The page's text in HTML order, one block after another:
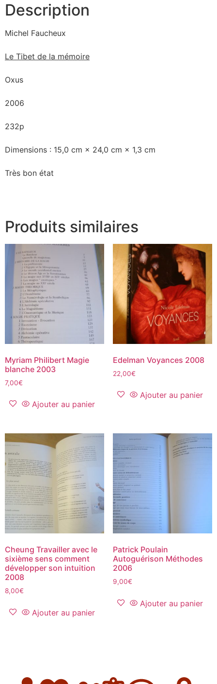
Description
Michel Faucheux
Le Tibet de la mémoire
Oxus
2006
232p
Dimensions : 15,0 cm × 24,0 cm × 1,3 cm
Très bon état
Produits similaires
Myriam Philibert Magie
blanche 2003
7,00€
Ajouter au panier
Edelman Voyances 2008
22,00€
Ajouter au panier
Cheung Travailler avec le
sixième sens comment
développer son intuition
2008
8,00€
Ajouter au panier
Patrick Poulain
Autoguérison Méthodes
2006
9,00€
Ajouter au panier